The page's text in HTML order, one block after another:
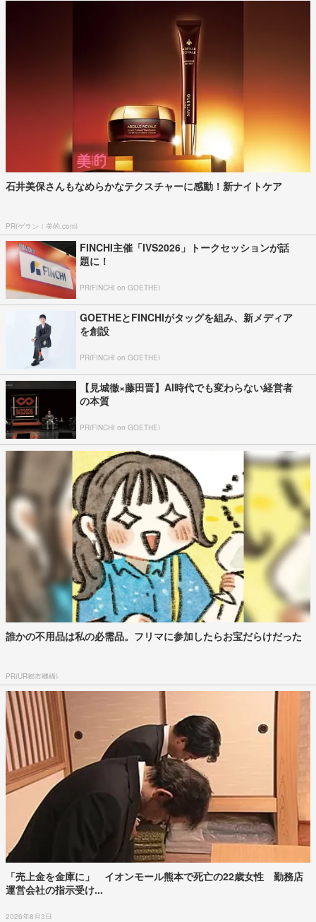
石井美保さんもなめらかなテクスチャーに感動！新ナイトケア
PR(ゲラン｜美的.com)
FINCHI主催「IVS2026」トークセッションが話
題に！
PR(FINCHI on GOETHE)
GOETHEとFINCHIがタッグを組み、新メディア
を創設
PR(FINCHI on GOETHE)
【見城徹×藤田晋】AI時代でも変わらない経営者
の本質
PR(FINCHI on GOETHE)
誰かの不用品は私の必需品。フリマに参加したらお宝だらけだった
PR(UR都市機構)
「売上金を金庫に」 イオンモール熊本で死亡の22歳女性 勤務店
運営会社の指示受け...
2026年8月3日